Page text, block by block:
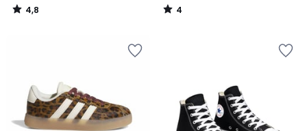
4,8
/
4
/